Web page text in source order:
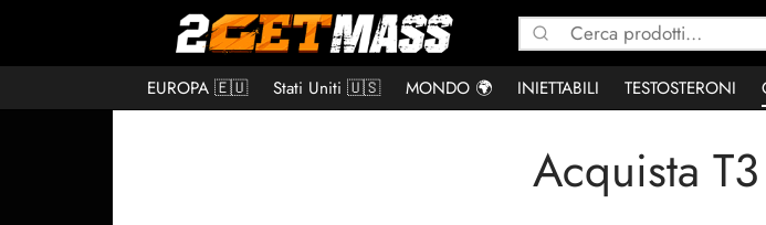
Cerca:
EUROPA 🇪🇺 Stati Uniti 🇺🇸 MONDO 🌍 INIETTABILI TESTOSTERONI
Acquista